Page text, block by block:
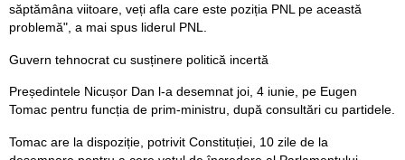
săptămâna viitoare, veți afla care este poziția PNL pe această
problemă", a mai spus liderul PNL.
Guvern tehnocrat cu susținere politică incertă
Președintele Nicușor Dan l-a desemnat joi, 4 iunie, pe Eugen
Tomac pentru funcția de prim-ministru, după consultări cu partidele.
Tomac are la dispoziție, potrivit Constituției, 10 zile de la